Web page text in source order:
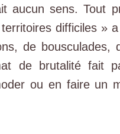
aucun sens. Tout
difficiles »
de
de brutalité fait
ou en faire un